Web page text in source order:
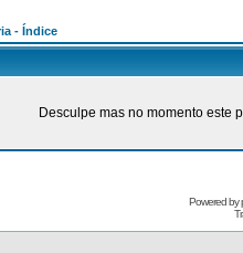
- Índice
Desculpe mas no momento este
Powered by